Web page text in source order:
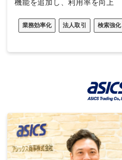
機能を追加し、利用率を向上
業務効率化 法人取引 検索強化